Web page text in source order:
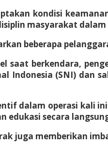
kondisi
masyarakat dalam
beberapa
saat berkendara,
Indonesia (SNI) dan
dalam operasi kali
edukasi secara
juga memberikan